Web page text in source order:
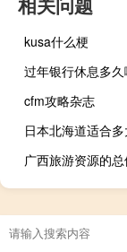
kusa什么梗
过年银行休息多
cfm攻略杂志
日本北海道适合
广西旅游资源的